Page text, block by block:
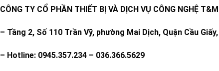
CÔNG TY CỔ PHẦN THIẾT BỊ VÀ DỊCH VỤ CÔNG NGHỆ T&M
– Tầng 2, Số 110 Trần Vỹ, phường Mai Dịch, Quận Cầu
– Hotline: 0945.357.234 – 036.366.5629